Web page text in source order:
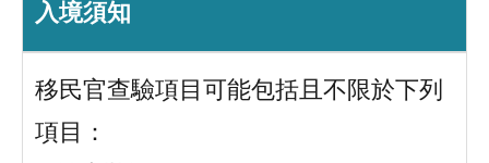
入境須知
移民官查驗項目可能包括且不限於下列
項目：